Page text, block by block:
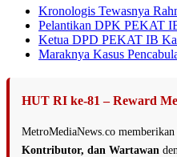
Kronologis Tewasnya
Pelantikan DPK PEKAT
Ketua DPD PEKAT IB
Maraknya Kasus
HUT RI ke-81 – Reward
MetroMediaNews.co memberikan
Kontributor, dan Wartawan